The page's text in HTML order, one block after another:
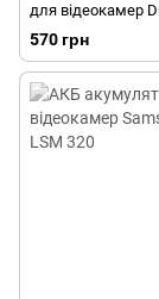
для відеокамер
Samsung SB-
570 грн